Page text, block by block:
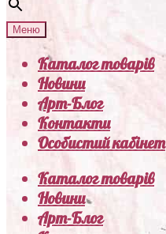
Меню
Каталог товарів
Новини
Арт-Блог
Контакти
Особистий кабінет
Каталог товарів
Новини
Арт-Блог